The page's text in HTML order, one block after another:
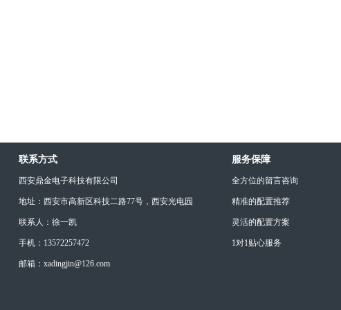
联系方式
西安鼎金电子科技有限公司
地址：西安市高新区科技二路77号，西安光电园
联系人：徐一凯
手机：13572257472
邮箱：xadingjin@126.com
服务保障
全方位的留言咨询
精准的配置推荐
灵活的配置方案
1对1贴心服务